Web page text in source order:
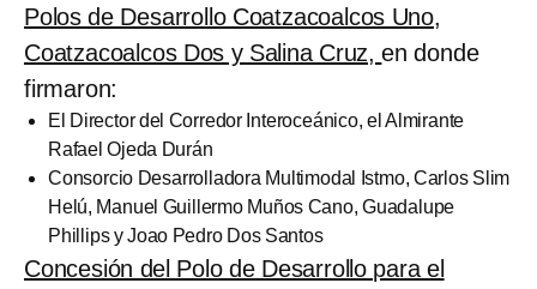
Polos de Desarrollo Coatzacoalcos Uno,
Coatzacoalcos Dos y Salina Cruz,en donde
firmaron:
El Director del Corredor Interoceánico, el Almirante
Rafael Ojeda Durán
Consorcio Desarrolladora Multimodal Istmo, Carlos Slim
Helú, Manuel Guillermo Muños Cano, Guadalupe
Phillips y Joao Pedro Dos Santos
Concesión del Polo de Desarrollo para el